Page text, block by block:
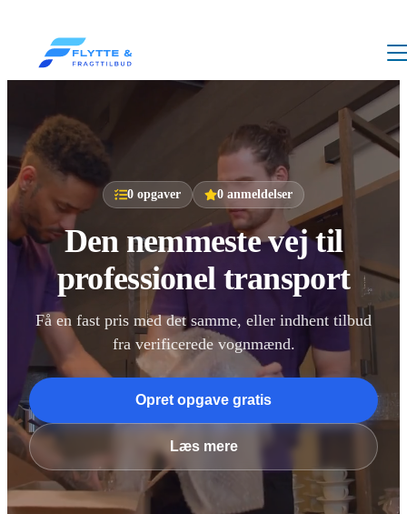
0 opgaver 0 anmeldelser
Den nemmeste vej til
professionel transport
Få en fast pris med det samme, eller indhent tilbud
fra verificerede vognmænd.
Opret opgave gratis
Læs mere